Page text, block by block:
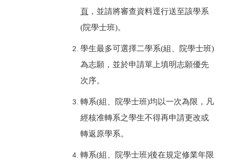
頁 ，並請將審查資料逕行送至該學系
(院學士班)。
學生最多可選擇二學系(組、院學士班)
為志願，並於申請單上填明志願優先
次序。
轉系(組、院學士班)均以一次為限，凡
經核准轉系之學生不得再申請更改或
轉返原學系。
轉系(組、院學士班)後在規定修業年限